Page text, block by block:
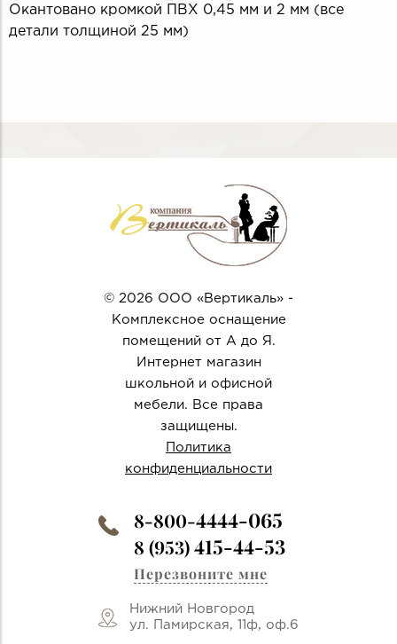
Окантовано кромкой ПВХ 0,45 мм и 2 мм (все
детали толщиной 25 мм)
© 2026 ООО «Вертикаль» -
Комплексное оснащение
помещений от А до Я.
Интернет магазин
школьной и офисной
мебели. Все права
защищены.
Политика
конфиденциальности
8-800-4444-065
8 (953)415-44-53
Перезвоните мне
Нижний Новгород
ул. Памирская, 11ф, оф.6